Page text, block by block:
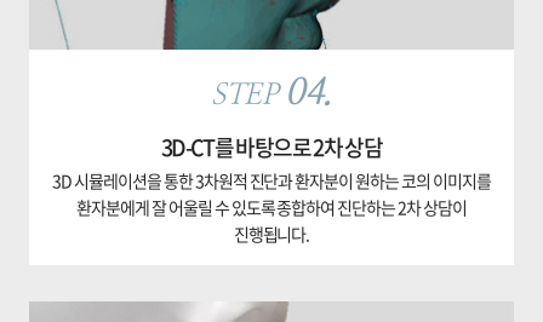
STEP 04.
3D-CT를 바탕으로 2차 상담
3D 시뮬레이션을 통한 3차원적 진단과 환자분이 원하는 코의 이미지를
환자분에게 잘 어울릴 수 있도록 종합하여 진단하는 2차 상담이
진행됩니다.